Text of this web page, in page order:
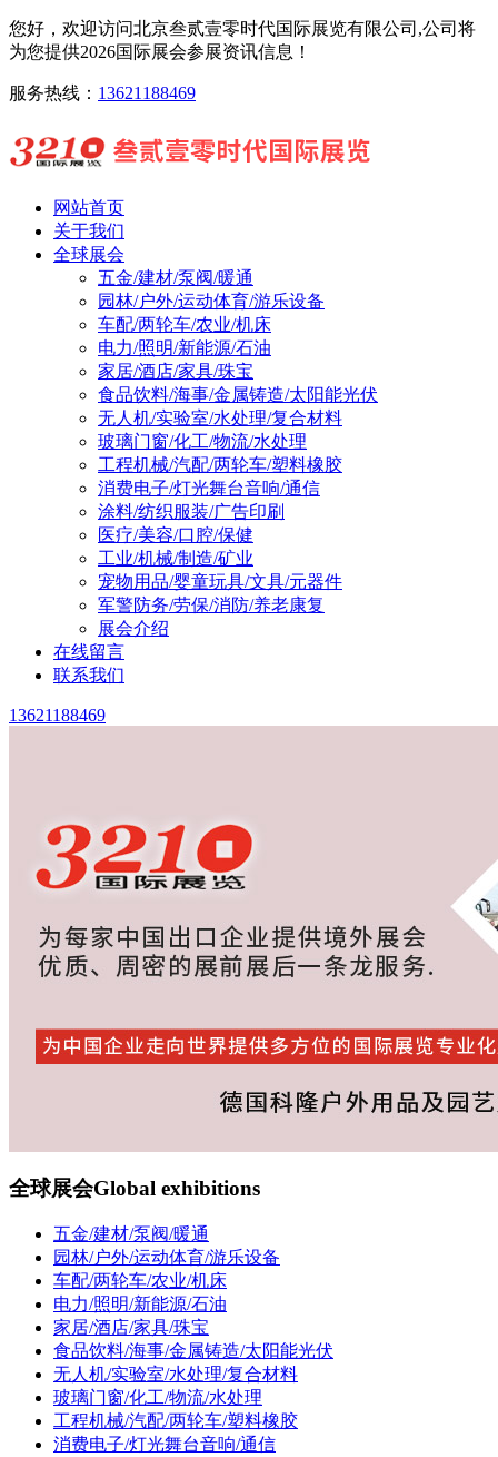
您好，欢迎访问北京叁贰壹零时代国际展览有限公司,公司将
为您提供2026国际展会参展资讯信息！
服务热线： 13621188469
网站首页
关于我们
全球展会
五金/建材/泵阀/暖通
园林/户外/运动体育/游乐设备
车配/两轮车/农业/机床
电力/照明/新能源/石油
家居/酒店/家具/珠宝
食品饮料/海事/金属铸造/太阳能光伏
无人机/实验室/水处理/复合材料
玻璃门窗/化工/物流/水处理
工程机械/汽配/两轮车/塑料橡胶
消费电子/灯光舞台音响/通信
涂料/纺织服装/广告印刷
医疗/美容/口腔/保健
工业/机械/制造/矿业
宠物用品/婴童玩具/文具/元器件
军警防务/劳保/消防/养老康复
展会介绍
在线留言
联系我们
13621188469
全球展会Global exhibitions
五金/建材/泵阀/暖通
园林/户外/运动体育/游乐设备
车配/两轮车/农业/机床
电力/照明/新能源/石油
家居/酒店/家具/珠宝
食品饮料/海事/金属铸造/太阳能光伏
无人机/实验室/水处理/复合材料
玻璃门窗/化工/物流/水处理
工程机械/汽配/两轮车/塑料橡胶
消费电子/灯光舞台音响/通信